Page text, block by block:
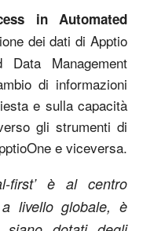
in Automated
dei dati di Apptio
Data Management
di informazioni
e sulla capacità
gli strumenti di
e viceversa.
first’ è al centro
a livello globale, è